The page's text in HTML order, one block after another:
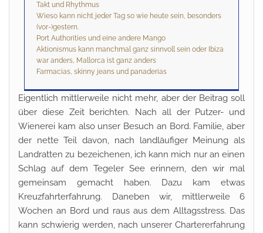
Takt und Rhythmus
Wieso kann nicht jeder Tag so wie heute sein, besonders
(vor-)gestern.
Port Authorities und eine andere Mango
Aktionismus kann manchmal ganz sinnvoll sein oder Ibiza
war anders, Mallorca ist ganz anders
Farmacias, skinny jeans und panaderias
Eigentlich mittlerweile nicht mehr, aber der Beitrag soll
über diese Zeit berichten. Nach all der Putzer- und
Wienerei kam also unser Besuch an Bord. Familie, aber
der nette Teil davon, nach landläufiger Meinung als
Landratten zu bezeichenen, ich kann mich nur an einen
Schlag auf dem Tegeler See erinnern, den wir mal
gemeinsam gemacht haben. Dazu kam etwas
Kreuzfahrterfahrung. Daneben wir, mittlerweile 6
Wochen an Bord und raus aus dem Alltagsstress. Das
kann schwierig werden, nach unserer Chartererfahrung